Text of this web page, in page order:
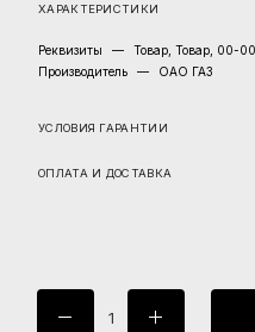
ХАРАКТЕРИСТИКИ
Реквизиты —
Товар, Товар, 00-
Производитель
— ОАО ГАЗ
УСЛОВИЯ ГАРАНТИИ
ОПЛАТА И ДОСТАВКА